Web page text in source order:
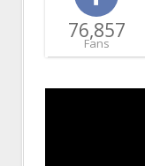
76,857
Fans